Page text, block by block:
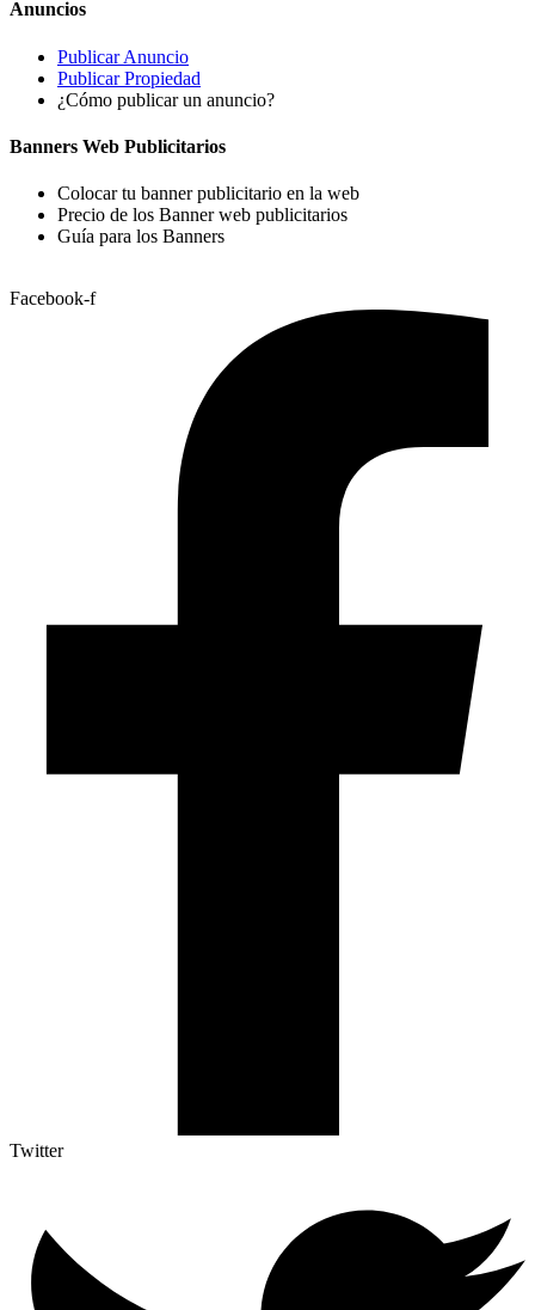
Anuncios
Publicar Anuncio
Publicar Propiedad
¿Cómo publicar un anuncio?
Banners Web Publicitarios
Colocar tu banner publicitario en la web
Precio de los Banner web publicitarios
Guía para los Banners
Facebook-f
Twitter